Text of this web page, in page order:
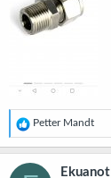
R
e
a
k
Petter Mandt
Ekuanot